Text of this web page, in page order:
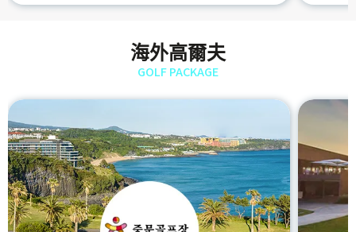
海外高爾夫
GOLF PACKAGE